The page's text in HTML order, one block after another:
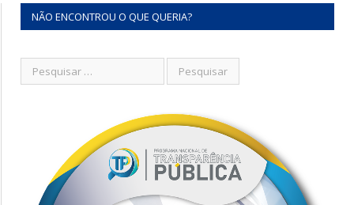
NÃO ENCONTROU O QUE QUERIA?